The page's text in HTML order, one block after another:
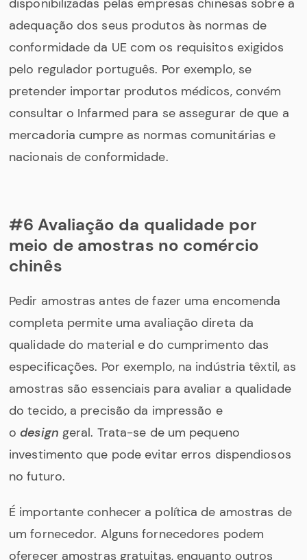
disponibilizadas pelas empresas chinesas sobre a
adequação dos seus produtos às normas de
conformidade da UE com os requisitos exigidos
pelo regulador português. Por exemplo, se
pretender importar produtos médicos, convém
consultar o Infarmed para se assegurar de que a
mercadoria cumpre as normas comunitárias e
nacionais de conformidade.
#6 Avaliação da qualidade por
meio de amostras no comércio
chinês
Pedir amostras antes de fazer uma encomenda
completa permite uma avaliação direta da
qualidade do material e do cumprimento das
especificações. Por exemplo, na indústria têxtil, as
amostras são essenciais para avaliar a qualidade
do tecido, a precisão da impressão e
odesign geral. Trata-se de um pequeno
investimento que pode evitar erros dispendiosos
no futuro.
É importante conhecer a política de amostras de
um fornecedor. Alguns fornecedores podem
oferecer amostras gratuitas, enquanto outros